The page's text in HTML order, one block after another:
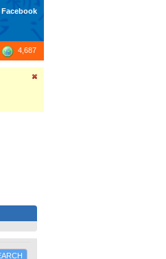
Facebook
4,687